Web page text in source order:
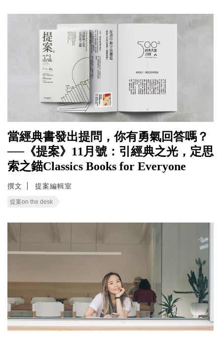
當經典書發出提問，你有勇氣回答嗎？
──《提案》11月號：引經典之光，定思
索之錨Classics Books for Everyone
撰文 提案編輯室
提案on the desk